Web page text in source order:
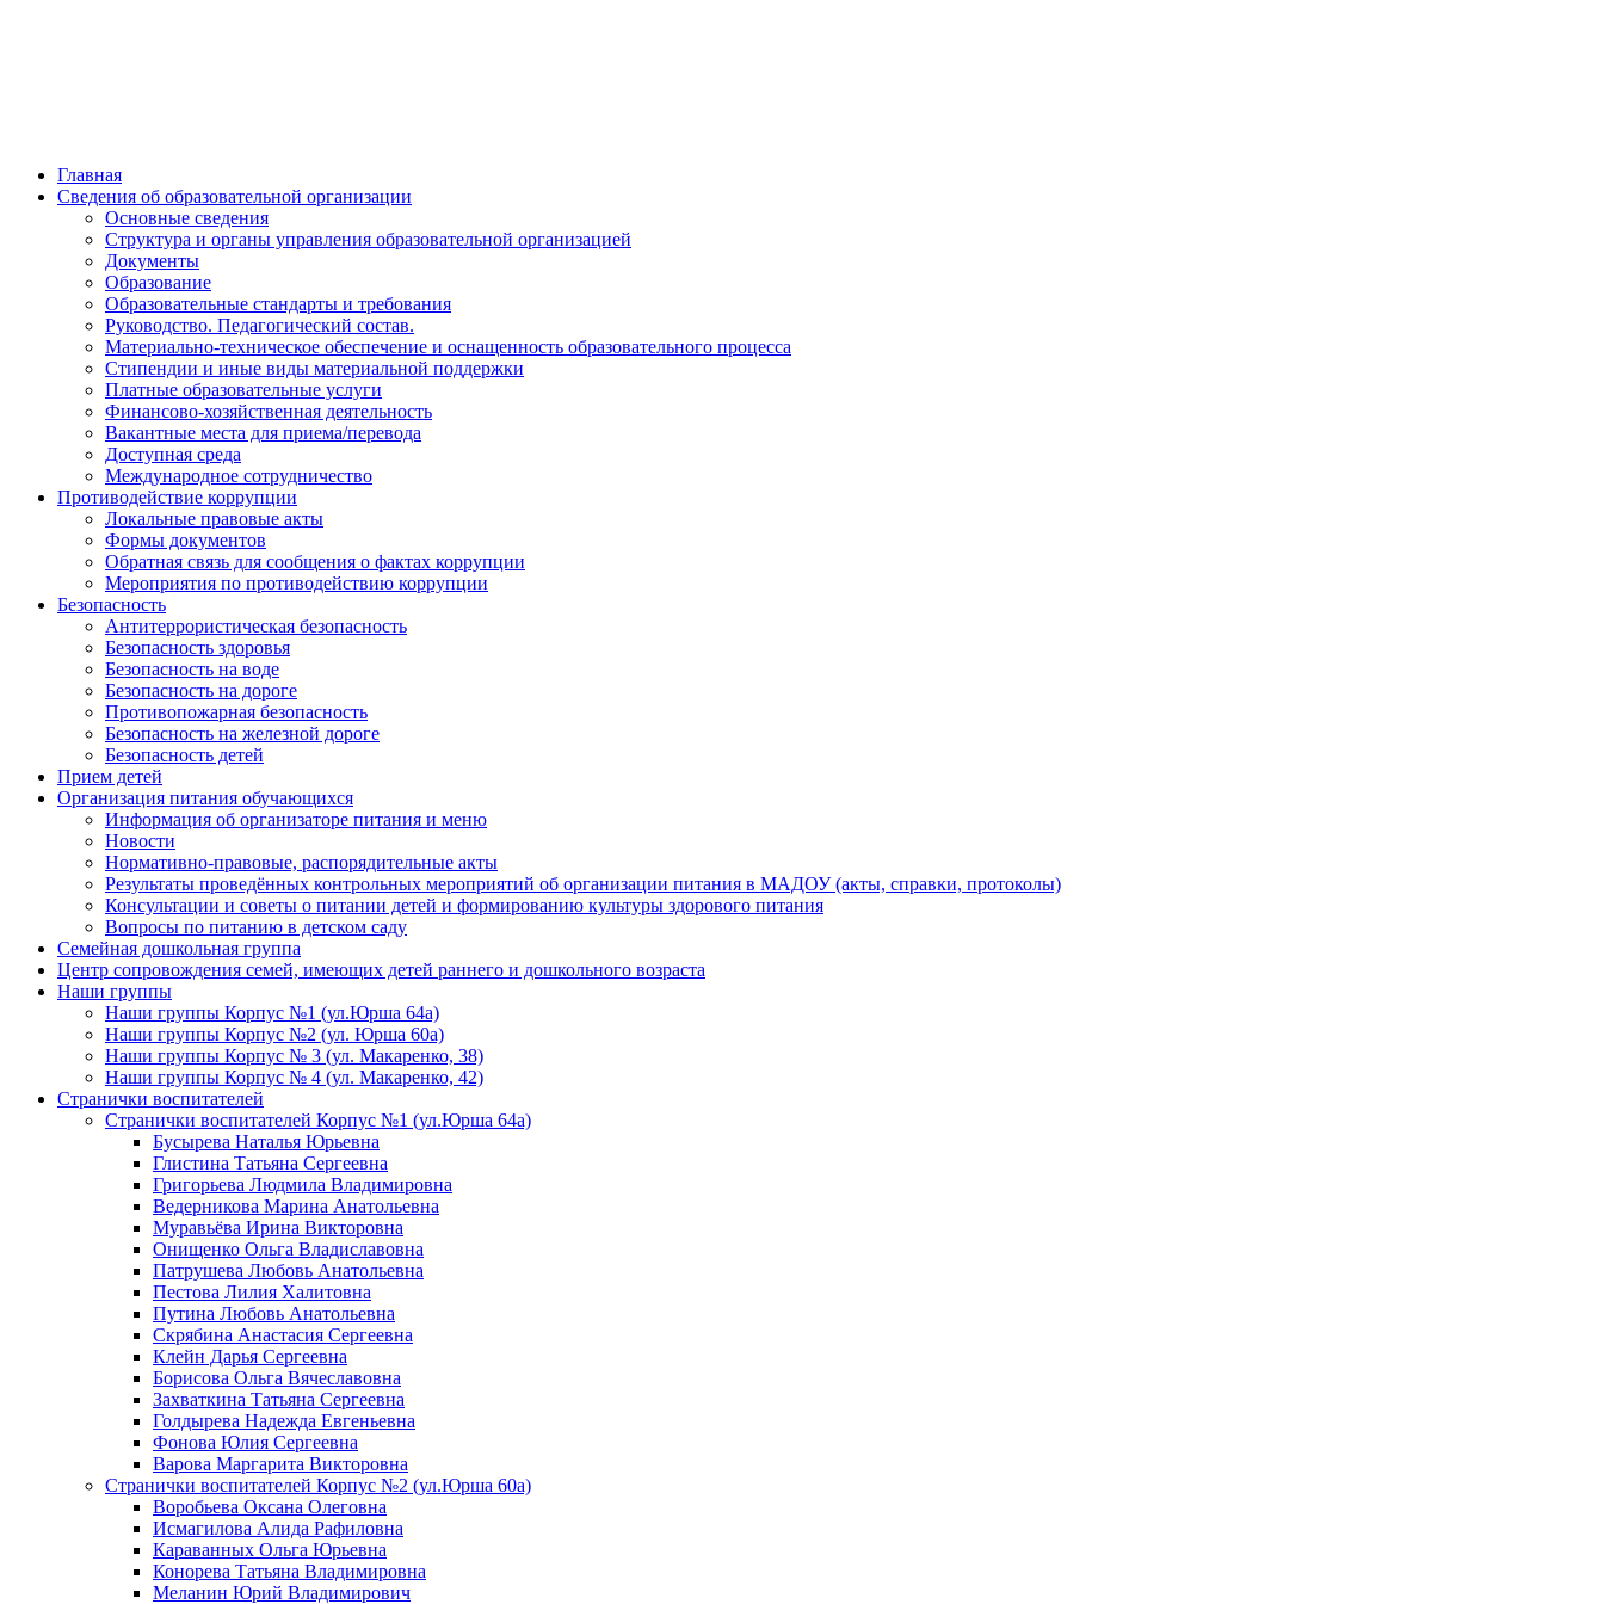
Главная
Сведения об образовательной организации
Основные сведения
Структура и органы управления образовательной организацией
Документы
Образование
Образовательные стандарты и требования
Руководство. Педагогический состав.
Материально-техническое обеспечение и оснащенность образовательного процесса
Стипендии и иные виды материальной поддержки
Платные образовательные услуги
Финансово-хозяйственная деятельность
Вакантные места для приема/перевода
Доступная среда
Международное сотрудничество
Противодействие коррупции
Локальные правовые акты
Формы документов
Обратная связь для сообщения о фактах коррупции
Мероприятия по противодействию коррупции
Безопасность
Антитеррористическая безопасность
Безопасность здоровья
Безопасность на воде
Безопасность на дороге
Противопожарная безопасность
Безопасность на железной дороге
Безопасность детей
Прием детей
Организация питания обучающихся
Информация об организаторе питания и меню
Новости
Нормативно-правовые, распорядительные акты
Результаты проведённых контрольных мероприятий об организации питания в МАДОУ (акты, справки, протоколы)
Консультации и советы о питании детей и формированию культуры здорового питания
Вопросы по питанию в детском саду
Семейная дошкольная группа
Центр сопровождения семей, имеющих детей раннего и дошкольного возраста
Наши группы
Наши группы Корпус №1 (ул.Юрша 64а)
Наши группы Корпус №2 (ул. Юрша 60а)
Наши группы Корпус № 3 (ул. Макаренко, 38)
Наши группы Корпус № 4 (ул. Макаренко, 42)
Странички воспитателей
Странички воспитателей Корпус №1 (ул.Юрша 64а)
Бусырева Наталья Юрьевна
Глистина Татьяна Сергеевна
Григорьева Людмила Владимировна
Ведерникова Марина Анатольевна
Муравьёва Ирина Викторовна
Онищенко Ольга Владиславовна
Патрушева Любовь Анатольевна
Пестова Лилия Халитовна
Путина Любовь Анатольевна
Скрябина Анастасия Сергеевна
Клейн Дарья Сергеевна
Борисова Ольга Вячеславовна
Захваткина Татьяна Сергеевна
Голдырева Надежда Евгеньевна
Фонова Юлия Сергеевна
Варова Маргарита Викторовна
Странички воспитателей Корпус №2 (ул.Юрша 60а)
Воробьева Оксана Олеговна
Исмагилова Алида Рафиловна
Караванных Ольга Юрьевна
Конорева Татьяна Владимировна
Меланин Юрий Владимирович